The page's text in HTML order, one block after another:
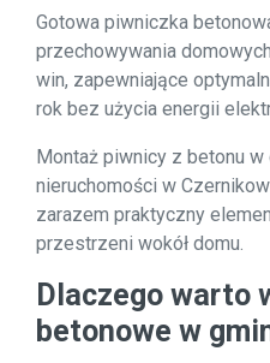
Gotowa piwniczka
przechowywania
win, zapewniające
rok bez użycia energii
Montaż piwnicy z betonu
nieruchomości w
zarazem praktyczny
przestrzeni wokół domu.
Dlaczego warto
betonowe w